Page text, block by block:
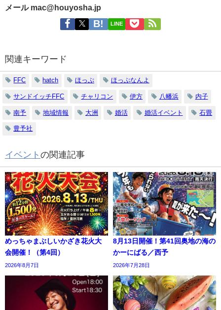
メール mac@houyosha.jp
LINE
関連キーワード
FFC hatch ほっぷ ほっぷなんよ
サンドイッチFFC チャリコン 伊方 八幡浜 内子
南予 地域情報 大洲 婚活 婚活イベント 石畳
豊予社
イベント の関連記事
めっちゃまぶしいかざき花火大
会開催！（第4回）
2026年8月7日
8月13日開催！第41回奥地の海の
かーにばる／西予
2026年7月28日